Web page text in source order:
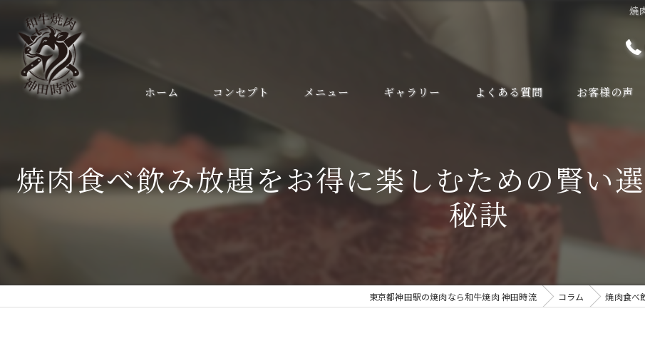
焼
ホーム コンセプト メニュー ギャラリー よくある質問 お客様の声
焼肉食べ飲み放題をお得に楽しむための賢い
秘訣
東京都神田駅の焼肉なら和牛焼肉 神田時流 コラム 焼肉食べ